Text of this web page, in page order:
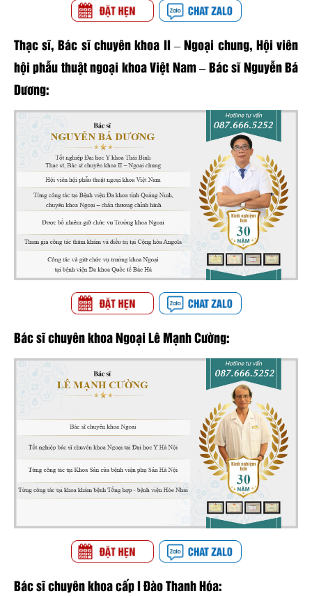
Thạc sĩ, Bác sĩ chuyên khoa II – Ngoại chung, Hội viên
hội phẫu thuật ngoại khoa Việt Nam – Bác sĩ Nguyễn Bá
Dương:
Bác sĩ chuyên khoa Ngoại Lê Mạnh Cường:
Bác sĩ chuyên khoa cấp I Đào Thanh Hóa: